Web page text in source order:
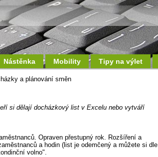
Nástěnka Mobility Tipy na výlet
a plánování směn
si dělají docházkový list v Excelu nebo vytváří
Opraven přestupný rok. Rozšíření a
a hodin (list je odemčený a můžete si dle
volno".